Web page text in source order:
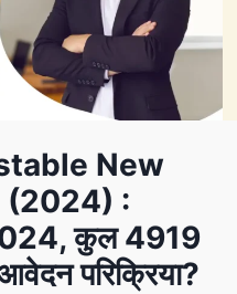
New
(2024) :
कुल 4919
आवेदन परिक्रिया?